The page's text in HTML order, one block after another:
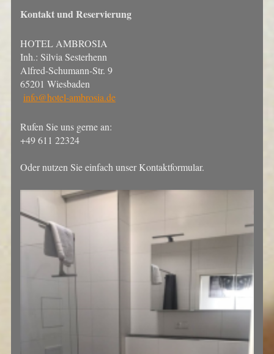
Kontakt und Reservierung
HOTEL AMBROSIA
Inh.: Silvia Sesterhenn
Alfred-Schumann-Str. 9
65201 Wiesbaden
info@hotel-ambrosia.de
Rufen Sie uns gerne an:
+49 611 22324
Oder nutzen Sie einfach unser Kontaktformular.